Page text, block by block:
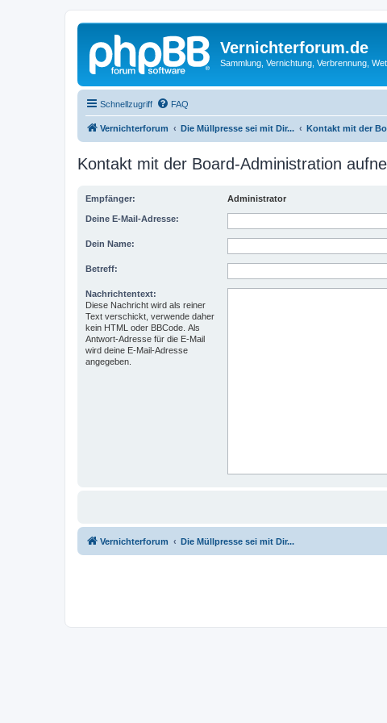
Vernichterforum.de
Sammlung, Vernichtung, Verbrennung,
Schnellzugriff FAQ
Vernichterforum Die Müllpresse sei mit Dir... Kontakt mit der
Kontakt mit der Board-Administration
Empfänger: Administrator
Deine E-Mail-Adresse:
Dein Name:
Betreff:
Nachrichtentext:
Diese Nachricht wird als reiner
Text verschickt, verwende daher
kein HTML oder BBCode. Als
Antwort-Adresse für die E-Mail
wird deine E-Mail-Adresse
angegeben.
Vernichterforum Die Müllpresse sei mit Dir...